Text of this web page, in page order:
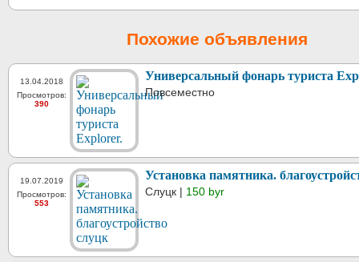
Похожие объявления
13.04.2018
Просмотров:
390
Универсальный фонарь туриста
Повсеместно
19.07.2019
Просмотров:
553
Установка памятника.
Слуцк | 150 byr